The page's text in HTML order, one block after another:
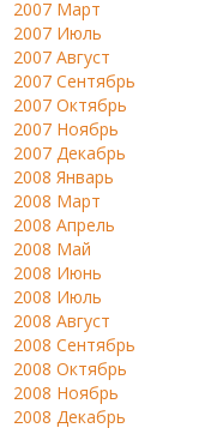
2007 Март
2007 Июль
2007 Август
2007 Сентябрь
2007 Октябрь
2007 Ноябрь
2007 Декабрь
2008 Январь
2008 Март
2008 Апрель
2008 Май
2008 Июнь
2008 Июль
2008 Август
2008 Сентябрь
2008 Октябрь
2008 Ноябрь
2008 Декабрь